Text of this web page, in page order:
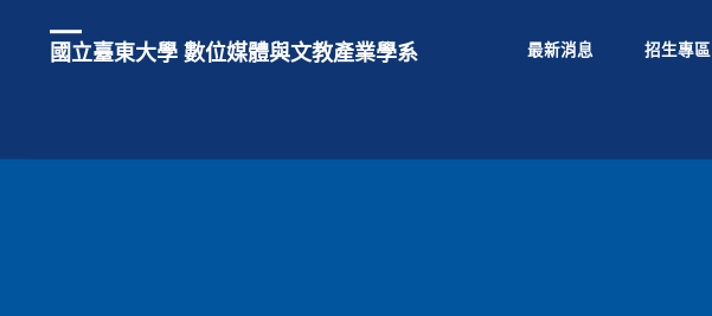
國立臺東大學 數位媒體與文教產業學系 最新消息 招生專區